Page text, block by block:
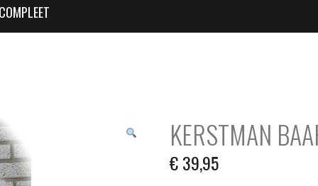
KERSTMAN
€39,95